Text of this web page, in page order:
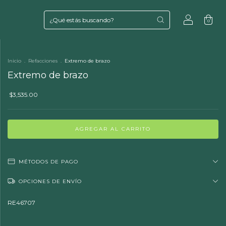
0
Inicio . Refacciones . Extremo de brazo
Extremo de brazo
$3,535.00
MÉTODOS DE PAGO
OPCIONES DE ENVÍO
RE46707